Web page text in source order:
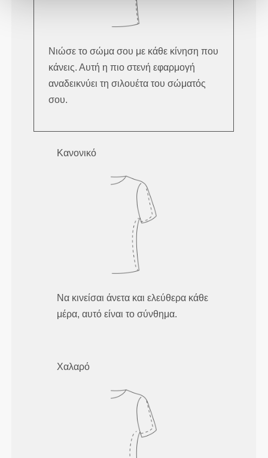
Νιώσε το σώμα σου με κάθε κίνηση που
κάνεις. Αυτή η πιο στενή εφαρμογή
αναδεικνύει τη σιλουέτα του σώματός
σου.
Κανονικό
Να κινείσαι άνετα και ελεύθερα κάθε
μέρα, αυτό είναι το σύνθημα.
Χαλαρό